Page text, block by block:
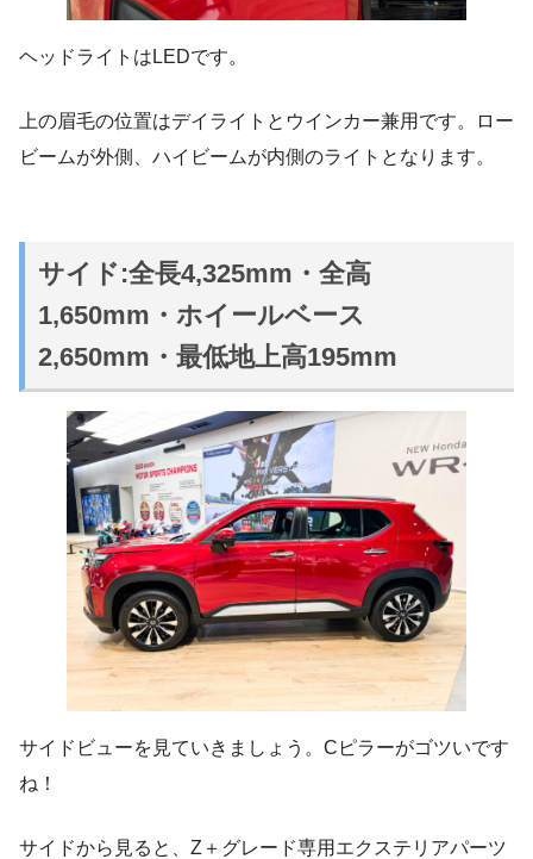
ヘッドライトはLEDです。
上の眉毛の位置はデイライトとウインカー兼用です。ロー
ビームが外側、ハイビームが内側のライトとなります。
サイド:全長4,325mm・全高
1,650mm・ホイールベース
2,650mm・最低地上高195mm
サイドビューを見ていきましょう。Cピラーがゴツいです
ね！
サイドから見ると、Z＋グレード専用エクステリアパーツ